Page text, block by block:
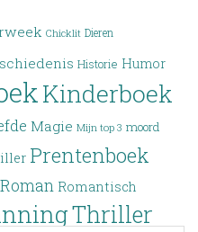
Chicklit Dieren
Historie Humor
Kinderboek
Magie Mijn top 3 moord
Prentenboek
Roman Romantisch
Thriller